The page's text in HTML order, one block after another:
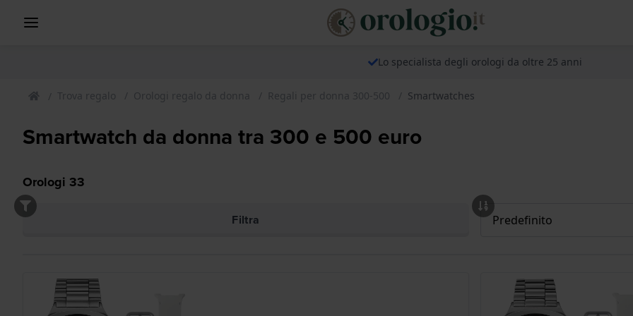
Lo specialista degli orologi da oltre 25 anni
Trova regalo Orologi regalo da donna Regali per donna 300-500 Smartwatches
Smartwatch da donna tra 300 e 500 euro
Orologi 33
Filtra